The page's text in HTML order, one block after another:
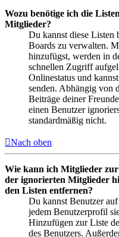
Wozu benötige ich die
Mitglieder?
Du kannst diese Listen
Boards zu verwalten.
hinzufügst, werden in
schnellen Zugriff
Onlinestatus und
senden. Abhängig von
Beiträge deiner
einen Benutzer
standardmäßig nicht.
Nach oben
Wie kann ich Mitglieder
der ignorierten Mitglieder
den Listen entfernen?
Du kannst Benutzer
jedem Benutzerprofil
Hinzufügen zur Liste
des Benutzers.